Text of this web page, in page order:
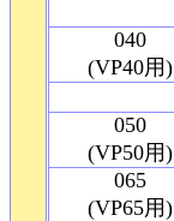
040
(VP40用)
050
(VP50用)
065
(VP65用)